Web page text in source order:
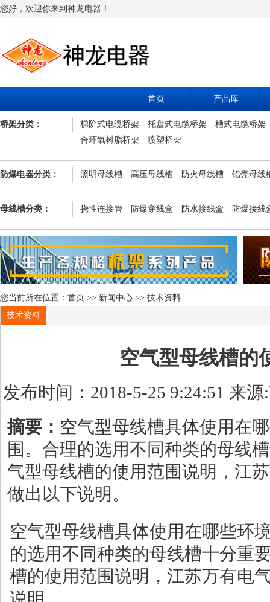
您好，欢迎你来到神龙电器！
首页 产品库
桥架分类： 梯阶式电缆桥架 托盘式电缆桥架
槽式电缆桥架
合环氧树脂桥架
喷塑桥架
防爆电器分类： 照明母线槽 高压母线槽 防火母线槽 铝壳母线
母线槽分类： 挠性连接管 防爆穿线盒 防水接线盒 防爆接线
您当前所在位置： 首页 >> 新闻中心 >> 技术资料
技术资料
空气型母线槽的
发布时间：2018-5-25 9:24:51 来
摘要： 空气型母线槽具体使用在
围。合理的选用不同种类的母线
气型母线槽的使用范围说明，江
做出以下说明。
空气型母线槽具体使用在哪些环
的选用不同种类的母线槽十分重
槽的使用范围说明，江苏万有电